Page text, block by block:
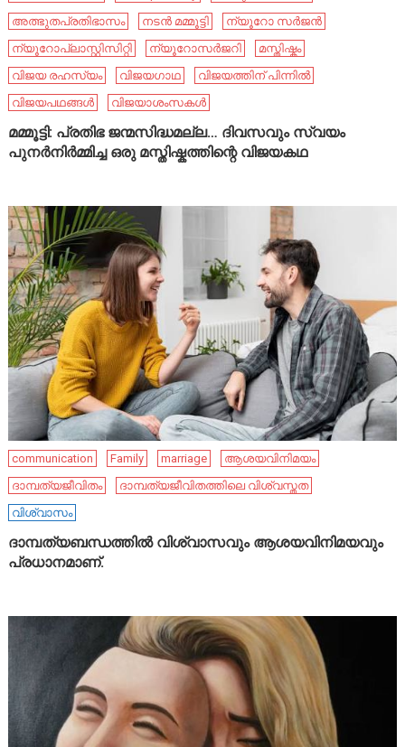
അത്ഭുതപ്രതിഭാസം
നടൻ മമ്മൂട്ടി
ന്യൂറോ സർജൻ
ന്യൂറോപ്ലാസ്റ്റിസിറ്റി
ന്യൂറോസർജറി
മസ്തിഷ്കം
വിജയ രഹസ്യം
വിജയഗാഥ
വിജയത്തിന് പിന്നിൽ
വിജയപഥങ്ങൾ
വിജയാശംസകൾ
മമ്മൂട്ടി: പ്രതിഭ ജന്മസിദ്ധമല്ല… ദിവസവും സ്വയം
പുനർനിർമ്മിച്ച ഒരു മസ്തിഷ്കത്തിന്റെ വിജയകഥ
communication Family marriage
ആശയവിനിമയം
ദാമ്പത്യജീവിതം
ദാമ്പത്യജീവിതത്തിലെ വിശ്വസ്തത
വിശ്വാസം
ദാമ്പത്യബന്ധത്തിൽ വിശ്വാസവും ആശയവിനിമയവും
പ്രധാനമാണ്.